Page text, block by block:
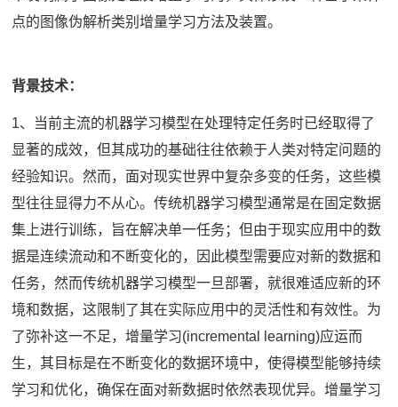
点的图像伪解析类别增量学习方法及装置。
背景技术：
1、当前主流的机器学习模型在处理特定任务时已经取得了
显著的成效，但其成功的基础往往依赖于人类对特定问题的
经验知识。然而，面对现实世界中复杂多变的任务，这些模
型往往显得力不从心。传统机器学习模型通常是在固定数据
集上进行训练，旨在解决单一任务；但由于现实应用中的数
据是连续流动和不断变化的，因此模型需要应对新的数据和
任务，然而传统机器学习模型一旦部署，就很难适应新的环
境和数据，这限制了其在实际应用中的灵活性和有效性。为
了弥补这一不足，增量学习(incremental learning)应运而
生，其目标是在不断变化的数据环境中，使得模型能够持续
学习和优化，确保在面对新数据时依然表现优异。增量学习